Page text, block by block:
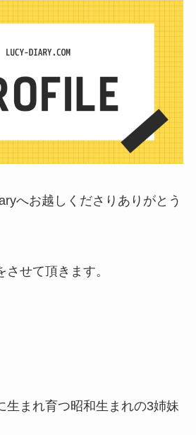
へお越しくださりありがとう
せて頂きます。
生まれ育つ昭和生まれの3姉妹